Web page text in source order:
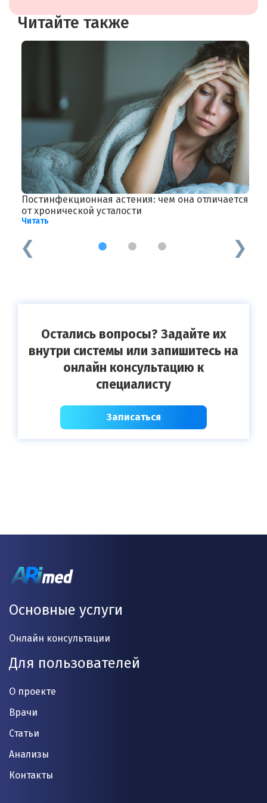
Читайте также
Постинфекционная астения: чем она отличается
от хронической усталости
Читать
1 2 3
Остались вопросы? Задайте их
внутри системы или запишитесь на
онлайн консультацию к
специалисту
Записаться
Основные услуги
Онлайн консультации
Для пользователей
О проекте
Врачи
Статьи
Анализы
Контакты